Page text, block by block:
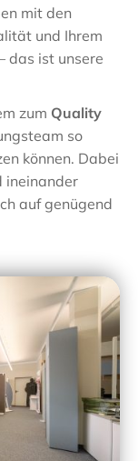
mit den
und Ihrem
das ist unsere
zum Quality
so
können. Dabei
ineinander
auf genügend